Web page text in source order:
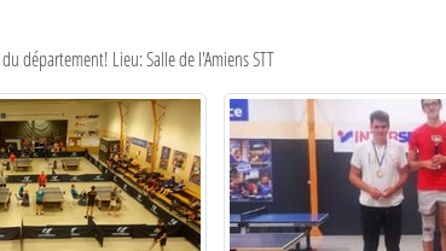
département! Lieu: Salle de l'Amiens STT